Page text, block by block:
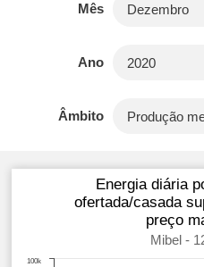
Mês
Ano
Âmbito
Energia diária
ofertada/casada
preço
Mibel -
100k